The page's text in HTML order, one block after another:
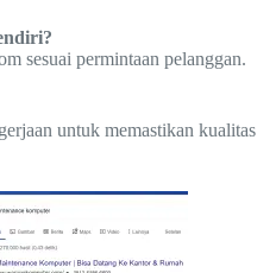
sesuai permintaan pelanggan.
untuk memastikan kualitas